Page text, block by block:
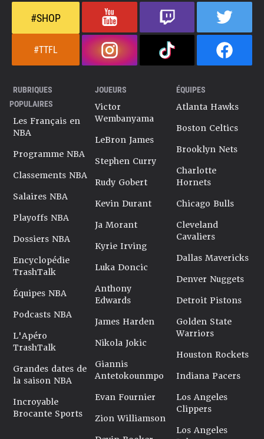
#SHOP
#TTFL
RUBRIQUES
POPULAIRES
Les Français en
NBA
Programme NBA
Classements NBA
Salaires NBA
Playoffs NBA
Dossiers NBA
Encyclopédie
TrashTalk
Équipes NBA
Podcasts NBA
L'Apéro
TrashTalk
Grandes dates de
la saison NBA
Incroyable
Brocante Sports
JOUEURS
Victor
Wembanyama
LeBron James
Stephen Curry
Rudy Gobert
Kevin Durant
Ja Morant
Kyrie Irving
Luka Doncic
Anthony
Edwards
James Harden
Nikola Jokic
Giannis
Antetokounmpo
Evan Fournier
Zion Williamson
ÉQUIPES
Atlanta Hawks
Boston Celtics
Brooklyn Nets
Charlotte
Hornets
Chicago Bulls
Cleveland
Cavaliers
Dallas Mavericks
Denver Nuggets
Detroit Pistons
Golden State
Warriors
Houston Rockets
Indiana Pacers
Los Angeles
Clippers
Los Angeles